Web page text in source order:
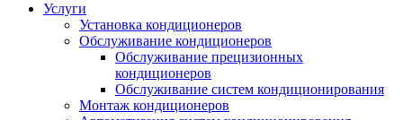
Услуги
Установка кондиционеров
Обслуживание кондиционеров
Обслуживание прецизионных
кондиционеров
Обслуживание систем кондиционирования
Монтаж кондиционеров